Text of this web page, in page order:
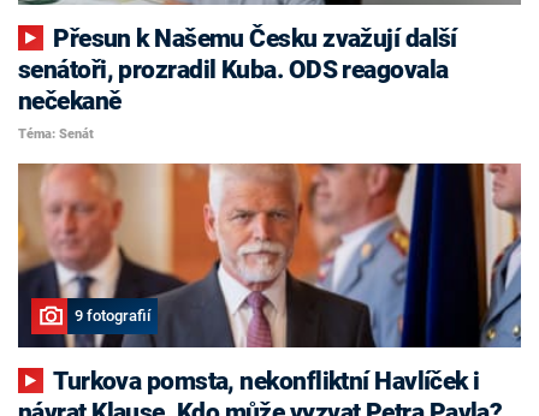
senátoři, prozradil Kuba. ODS reagovala
nečekaně
Téma: Senát
9 fotografií
Turkova pomsta, nekonfliktní Havlíček i